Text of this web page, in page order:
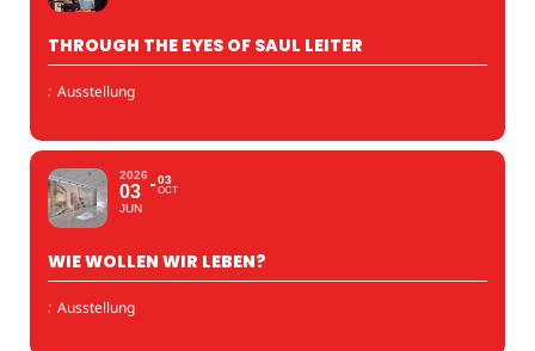
THROUGH THE EYES OF SAUL LEITER
: Ausstellung
2026
03
JUN
03
OCT
WIE WOLLEN WIR LEBEN?
: Ausstellung